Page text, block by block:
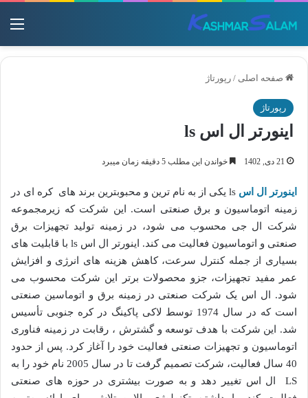
صفحه اصلی / رپورتاژ
رپورتاژ
اینورتر ال اس ls
21 دی, 1402 خواندن این مطلب 5 دقیقه زمان میبرد
اینورتر ال اس
ls یکی از به نام ترین و محبوبترین برند های کره ای در
زمینه اتوماسیون و برق صنعتی است. این شرکت که زیرمجموعه
شرکت ال جی محسوب می شود، در زمینه تولید تجهیزات برق
صنعتی و اتوماسیون فعالیت می کند. اینورتر ال اس ls با قابلیت های
بسیاری از جمله کنترل سرعت، کاهش هزینه های انرژی و افزایش
عمر مفید تجهیزات، جزو محصولات برتر این شرکت محسوب می
شود. ال اس یک شرکت صنعتی در زمینه برق و اتوماسین صنعتی
است که در سال 1974 توسط لاکی پاکینگ در کره جنوبی تأسیس
شد. این شرکت با هدف توسعه و گشترش ، رقابت در زمینه فناوری
اتوماسیون و تجهیزات صنعتی فعالیت خود را آغاز کرد. پس از حدود
40 سال فعالیت، شرکت تصمیم گرفت تا در سال 2005 نام خود را به
LS ال اس تغییر دهد و به صورت بیشتری در حوزه های صنعتی